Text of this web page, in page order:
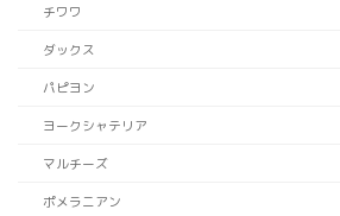
チワワ
ダックス
パピヨン
ヨークシャテリア
マルチーズ
ポメラニアン